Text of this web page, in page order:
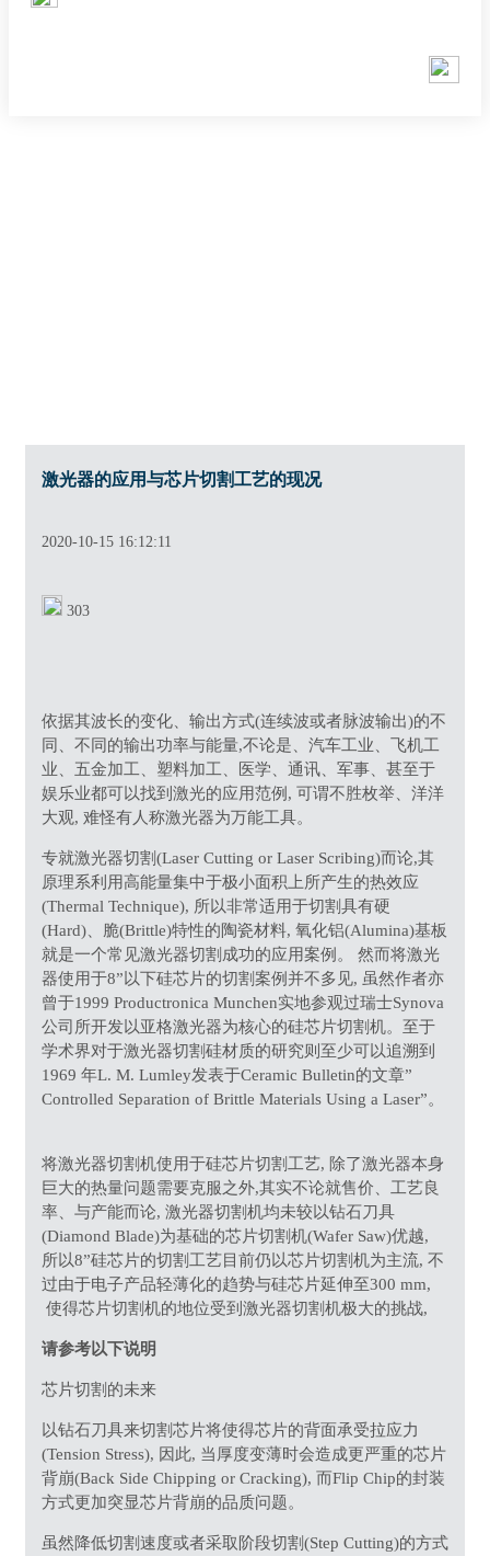
激光器的应用与芯片切割工艺的现况
2020-10-15 16:12:11
303
依据其波长的变化、输出方式(连续波或者脉波输出)的不
同、不同的输出功率与能量,不论是、汽车工业、飞机工
业、五金加工、塑料加工、医学、通讯、军事、甚至于
娱乐业都可以找到激光的应用范例, 可谓不胜枚举、洋洋
大观, 难怪有人称激光器为万能工具。
专就激光器切割(Laser Cutting or Laser Scribing)而论,其
原理系利用高能量集中于极小面积上所产生的热效应
(Thermal Technique), 所以非常适用于切割具有硬
(Hard)、脆(Brittle)特性的陶瓷材料, 氧化铝(Alumina)基板
就是一个常见激光器切割成功的应用案例。 然而将激光
器使用于8”以下硅芯片的切割案例并不多见, 虽然作者亦
曾于1999 Productronica Munchen实地参观过瑞士Synova
公司所开发以亚格激光器为核心的硅芯片切割机。至于
学术界对于激光器切割硅材质的研究则至少可以追溯到
1969 年L. M. Lumley发表于Ceramic Bulletin的文章”
Controlled Separation of Brittle Materials Using a Laser”。
将激光器切割机使用于硅芯片切割工艺, 除了激光器本身
巨大的热量问题需要克服之外,其实不论就售价、工艺良
率、与产能而论, 激光器切割机均未较以钻石刀具
(Diamond Blade)为基础的芯片切割机(Wafer Saw)优越,
所以8”硅芯片的切割工艺目前仍以芯片切割机为主流, 不
过由于电子产品轻薄化的趋势与硅芯片延伸至300 mm,
使得芯片切割机的地位受到激光器切割机极大的挑战,
请参考以下说明
芯片切割的未来
以钻石刀具来切割芯片将使得芯片的背面承受拉应力
(Tension Stress), 因此, 当厚度变薄时会造成更严重的芯片
背崩(Back Side Chipping or Cracking), 而Flip Chip的封装
方式更加突显芯片背崩的品质问题。
虽然降低切割速度或者采取阶段切割(Step Cutting)的方式